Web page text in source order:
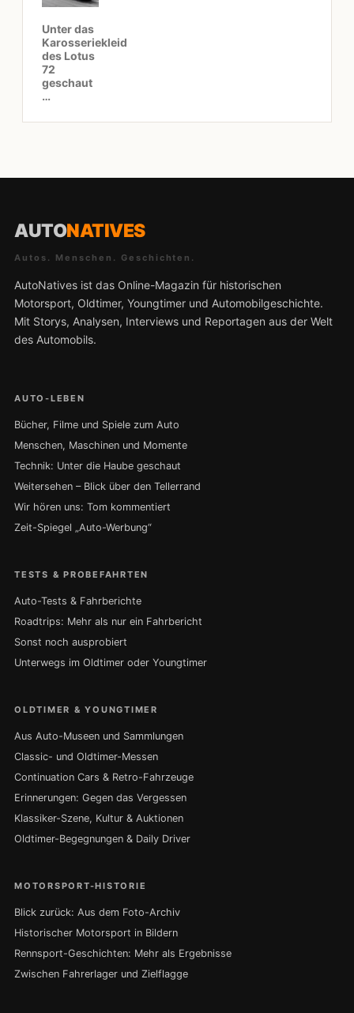
Unter das
Karosseriekleid
des Lotus
72
geschaut
…
AUTONATIVES
Autos. Menschen. Geschichten.
AutoNatives ist das Online-Magazin für historischen
Motorsport, Oldtimer, Youngtimer und Automobilgeschichte.
Mit Storys, Analysen, Interviews und Reportagen aus der Welt
des Automobils.
AUTO-LEBEN
Bücher, Filme und Spiele zum Auto
Menschen, Maschinen und Momente
Technik: Unter die Haube geschaut
Weitersehen – Blick über den Tellerrand
Wir hören uns: Tom kommentiert
Zeit-Spiegel „Auto-Werbung“
TESTS & PROBEFAHRTEN
Auto-Tests & Fahrberichte
Roadtrips: Mehr als nur ein Fahrbericht
Sonst noch ausprobiert
Unterwegs im Oldtimer oder Youngtimer
OLDTIMER & YOUNGTIMER
Aus Auto-Museen und Sammlungen
Classic- und Oldtimer-Messen
Continuation Cars & Retro-Fahrzeuge
Erinnerungen: Gegen das Vergessen
Klassiker-Szene, Kultur & Auktionen
Oldtimer-Begegnungen & Daily Driver
MOTORSPORT-HISTORIE
Blick zurück: Aus dem Foto-Archiv
Historischer Motorsport in Bildern
Rennsport-Geschichten: Mehr als Ergebnisse
Zwischen Fahrerlager und Zielflagge